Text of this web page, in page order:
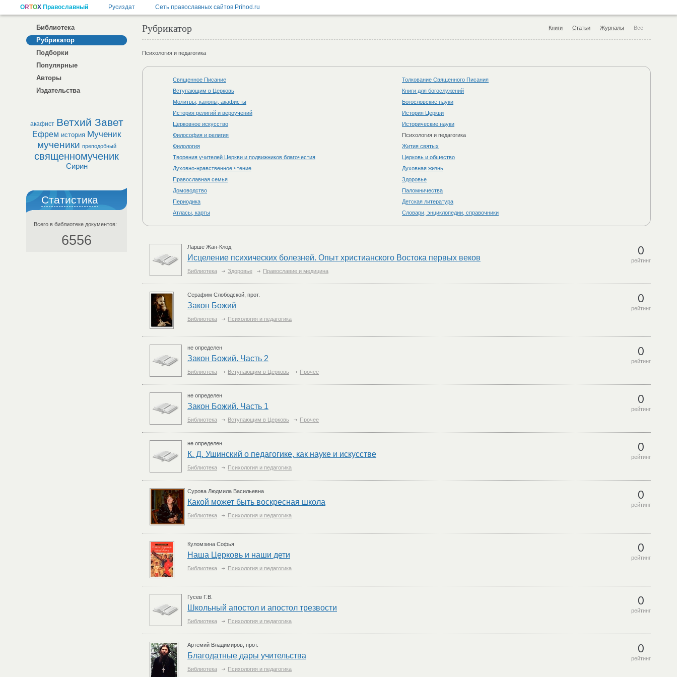
Библиотека
Рубрикатор
Подборки
Популярные
Авторы
Издательства
акафист Ветхий Завет
Ефрем история Мученик
мученики преподобный
священномученик
Сирин
Статистика
Всего в библиотеке документов:
6556
Книги Статьи Журналы Все
Рубрикатор
Психология и педагогика
Священное Писание
Толкование Священного Писания
Вступающим в Церковь
Книги для богослужений
Молитвы, каноны, акафисты
Богословские науки
История религий и вероучений
История Церкви
Церковное искусство
Исторические науки
Философия и религия
Психология и педагогика
Филология
Жития святых
Творения учителей Церкви и подвижников благочестия
Церковь и общество
Духовно-нравственное чтение
Духовная жизнь
Православная семья
Здоровье
Домоводство
Паломничества
Периодика
Детская литература
Атласы, карты
Словари, энциклопедии, справочники
0
рейтинг
Ларше Жан-Клод
Исцеление психических болезней. Опыт христианского Востока первых веков
Библиотека Здоровье Православие и медицина
0
рейтинг
Серафим Слободской, прот.
Закон Божий
Библиотека Психология и педагогика
0
рейтинг
не определен
Закон Божий. Часть 2
Библиотека Вступающим в Церковь Прочее
0
рейтинг
не определен
Закон Божий. Часть 1
Библиотека Вступающим в Церковь Прочее
0
рейтинг
не определен
К. Д. Ушинский о педагогике, как науке и искусстве
Библиотека Психология и педагогика
0
рейтинг
Сурова Людмила Васильевна
Какой может быть воскресная школа
Библиотека Психология и педагогика
0
рейтинг
Куломзина Софья
Наша Церковь и наши дети
Библиотека Психология и педагогика
0
рейтинг
Гусев Г.В.
Школьный апостол и апостол трезвости
Библиотека Психология и педагогика
0
рейтинг
Артемий Владимиров, прот.
Благодатные дары учительства
Библиотека Психология и педагогика